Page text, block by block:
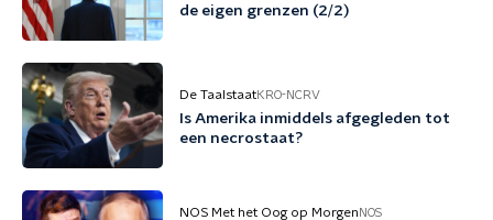
de eigen grenzen (2/2)
De TaalstaatKRO-NCRV
Is Amerika inmiddels afgegleden tot
een necrostaat?
NOS Met het Oog op Morgen NOS